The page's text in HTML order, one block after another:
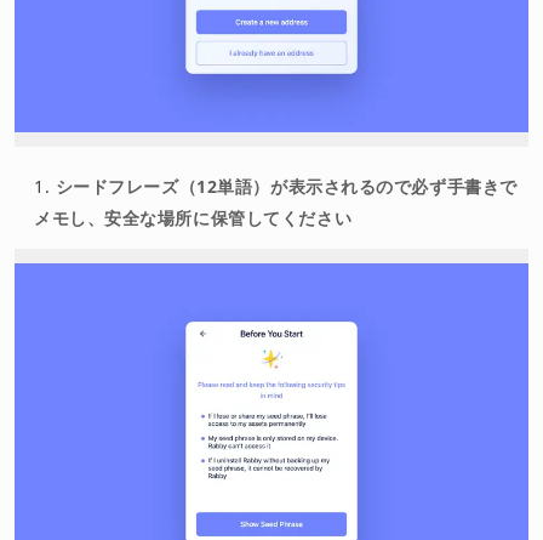
シードフレーズ（12単語）が表示されるので必ず手書きで
メモし、安全な場所に保管してください